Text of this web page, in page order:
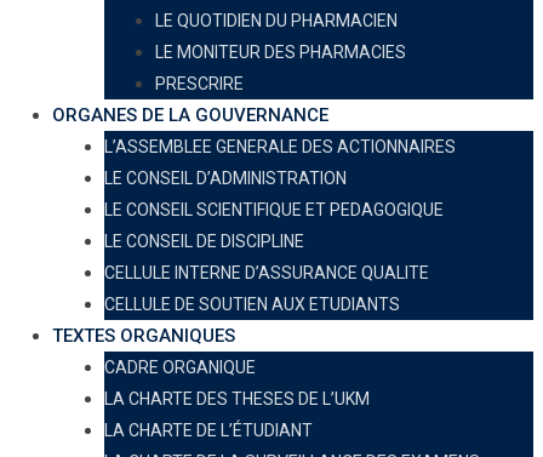
LE QUOTIDIEN DU PHARMACIEN
LE MONITEUR DES PHARMACIES
PRESCRIRE
ORGANES DE LA GOUVERNANCE
L’ASSEMBLEE GENERALE DES ACTIONNAIRES
LE CONSEIL D’ADMINISTRATION
LE CONSEIL SCIENTIFIQUE ET PEDAGOGIQUE
LE CONSEIL DE DISCIPLINE
CELLULE INTERNE D’ASSURANCE QUALITE
CELLULE DE SOUTIEN AUX ETUDIANTS
TEXTES ORGANIQUES
CADRE ORGANIQUE
LA CHARTE DES THESES DE L’UKM
LA CHARTE DE L’ÉTUDIANT